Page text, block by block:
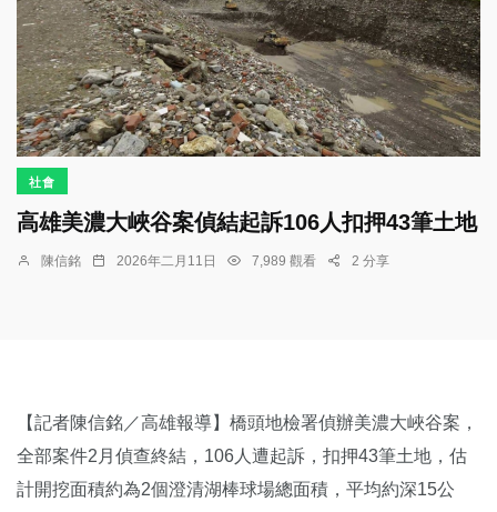
社會
高雄美濃大峽谷案偵結起訴106人扣押43筆土地
陳信銘 2026年二月11日 7,989 觀看 2 分享
【記者陳信銘／高雄報導】橋頭地檢署偵辦美濃大峽谷案，
全部案件2月偵查終結，106人遭起訴，扣押43筆土地，估
計開挖面積約為2個澄清湖棒球場總面積，平均約深15公